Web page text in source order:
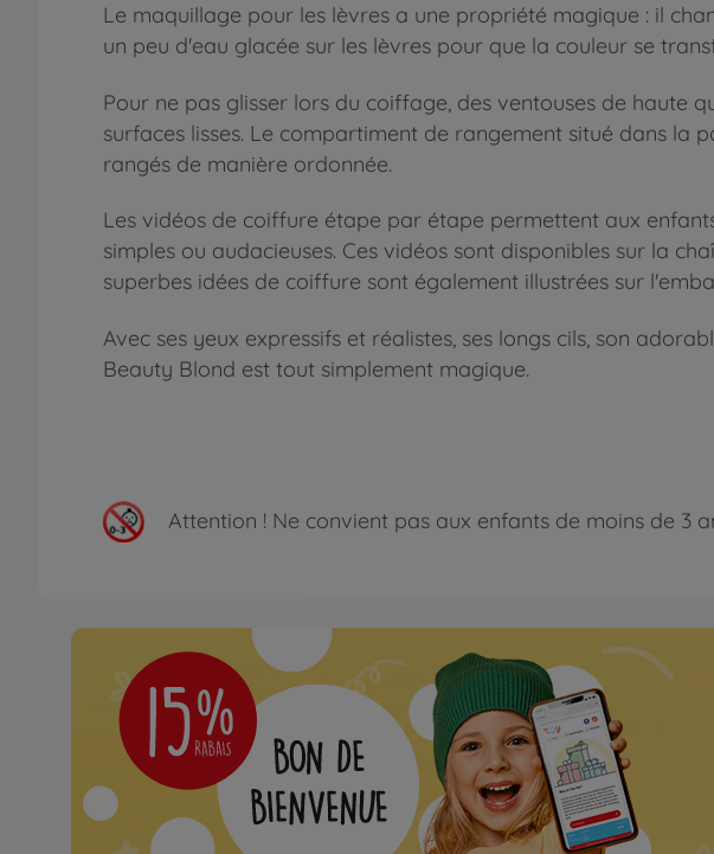
Le maquillage pour les lèvres a une propriété magique : il
un peu d'eau glacée sur les lèvres pour que la couleur se
Pour ne pas glisser lors du coiffage, des ventouses de haute
surfaces lisses. Le compartiment de rangement situé dans la
rangés de manière ordonnée.
Les vidéos de coiffure étape par étape permettent aux
simples ou audacieuses. Ces vidéos sont disponibles sur la
superbes idées de coiffure sont également illustrées sur
Avec ses yeux expressifs et réalistes, ses longs cils, son
Beauty Blond est tout simplement magique.
Attention ! Ne convient pas aux enfants de moins de 3